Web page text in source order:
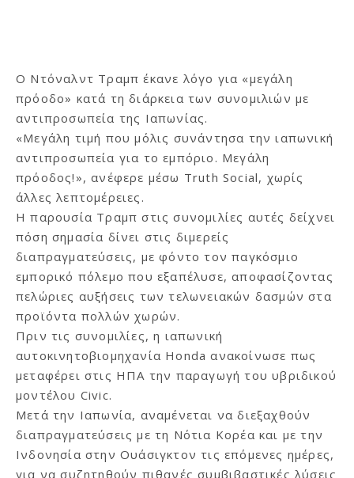
O Ντόναλντ Τραμπ έκανε λόγο για «μεγάλη
πρόοδο» κατά τη διάρκεια των συνομιλιών με
αντιπροσωπεία της Ιαπωνίας.
«Μεγάλη τιμή που μόλις συνάντησα την ιαπωνική
αντιπροσωπεία για το εμπόριο. Μεγάλη
πρόοδος!», ανέφερε μέσω Truth Social, χωρίς
άλλες λεπτομέρειες.
Η παρουσία Τραμπ στις συνομιλίες αυτές δείχνει
πόση σημασία δίνει στις διμερείς
διαπραγματεύσεις, με φόντο τον παγκόσμιο
εμπορικό πόλεμο που εξαπέλυσε, αποφασίζοντας
πελώριες αυξήσεις των τελωνειακών δασμών στα
προϊόντα πολλών χωρών.
Πριν τις συνομιλίες, η ιαπωνική
αυτοκινητοβιομηχανία Honda ανακοίνωσε πως
μεταφέρει στις ΗΠΑ την παραγωγή του υβριδικού
μοντέλου Civic.
Μετά την Ιαπωνία, αναμένεται να διεξαχθούν
διαπραγματεύσεις με τη Νότια Κορέα και με την
Ινδονησία στην Ουάσιγκτον τις επόμενες ημέρες,
για να συζητηθούν πιθανές συμβιβαστικές λύσεις